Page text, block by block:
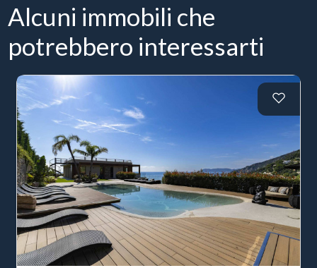
Alcuni immobili che
potrebbero interessarti